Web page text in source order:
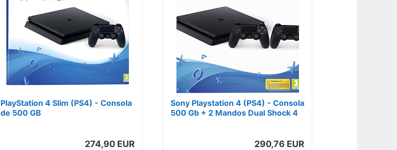
PlayStation 4 Slim (PS4) - Consola
de 500 GB
274,90 EUR
Sony Playstation 4 (PS4) - Consola
500 Gb + 2 Mandos Dual Shock 4
290,76 EUR